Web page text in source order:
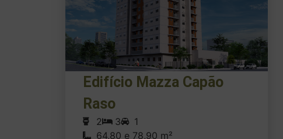
Edifício Mazza Capão
Raso
2 3
1
64,80 e 78,90 m²